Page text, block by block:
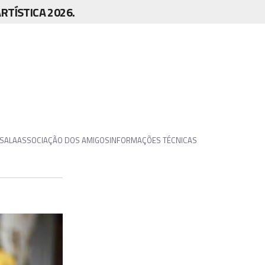
2026.
ASSOCIAÇÃO DOS AMIGOSINFORMAÇÕES TÉCNICAS